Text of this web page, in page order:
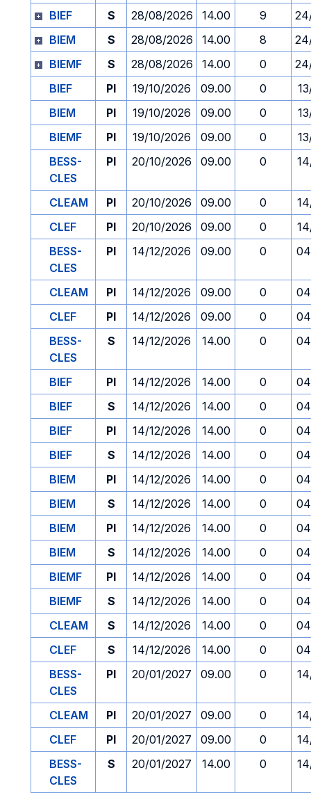
BIEF
S 28/08/2026 14.00 9
BIEM
S 28/08/2026 14.00 8
BIEMF
S 28/08/2026 14.00 0
BIEF
PI 19/10/2026 09.00 0
BIEM
PI 19/10/2026 09.00 0
BIEMF
PI 19/10/2026 09.00 0
BESS-
CLES
PI 20/10/2026 09.00 0
CLEAM PI 20/10/2026 09.00 0
CLEF
PI 20/10/2026 09.00 0
BESS-
CLES
PI 14/12/2026 09.00 0
CLEAM PI 14/12/2026 09.00 0
CLEF
PI 14/12/2026 09.00 0
BESS-
CLES
S 14/12/2026 14.00 0
BIEF PI 14/12/2026 14.00 0
BIEF
S 14/12/2026 14.00 0
BIEF
PI 14/12/2026 14.00 0
BIEF
S 14/12/2026 14.00 0
BIEM
PI 14/12/2026 14.00 0
BIEM
S 14/12/2026 14.00 0
BIEM
PI 14/12/2026 14.00 0
BIEM
S 14/12/2026 14.00 0
BIEMF
PI 14/12/2026 14.00 0
BIEMF
S 14/12/2026 14.00 0
CLEAM
S 14/12/2026 14.00 0
CLEF
S 14/12/2026 14.00 0
BESS-
CLES
PI 20/01/2027 09.00 0
CLEAM PI 20/01/2027 09.00 0
CLEF
PI 20/01/2027 09.00 0
BESS-
CLES
S 20/01/2027 14.00 0